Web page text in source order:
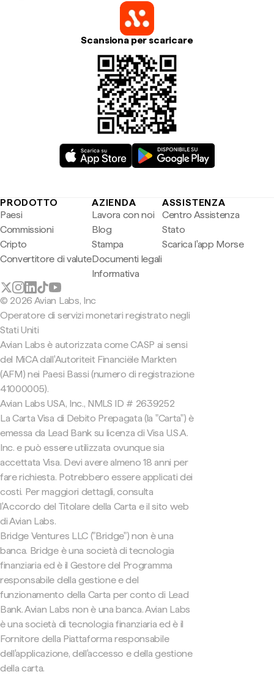
Scansiona per scaricare
PRODOTTO
Paesi
Commissioni
Cripto
Convertitore di valute
AZIENDA
Lavora con noi
Blog
Stampa
Documenti legali
Informativa
ASSISTENZA
Centro Assistenza
Stato
Scarica l'app Morse
© 2026 Avian Labs, Inc
Operatore di servizi monetari registrato negli
Stati Uniti
Avian Labs è autorizzata come CASP ai sensi
del MiCA dall'Autoriteit Financiële Markten
(AFM) nei Paesi Bassi (numero di registrazione
41000005).
Avian Labs USA, Inc., NMLS ID # 2639252
La Carta Visa di Debito Prepagata (la "Carta") è
emessa da Lead Bank su licenza di Visa U.S.A.
Inc. e può essere utilizzata ovunque sia
accettata Visa. Devi avere almeno 18 anni per
fare richiesta. Potrebbero essere applicati dei
costi. Per maggiori dettagli, consulta
l'Accordo del Titolare della Carta e il sito web
di Avian Labs.
Bridge Ventures LLC ("Bridge") non è una
banca. Bridge è una società di tecnologia
finanziaria ed è il Gestore del Programma
responsabile della gestione e del
funzionamento della Carta per conto di Lead
Bank. Avian Labs non è una banca. Avian Labs
è una società di tecnologia finanziaria ed è il
Fornitore della Piattaforma responsabile
dell'applicazione, dell'accesso e della gestione
della carta.